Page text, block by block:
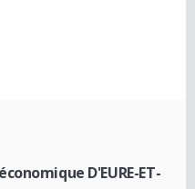
D'EURE-ET-